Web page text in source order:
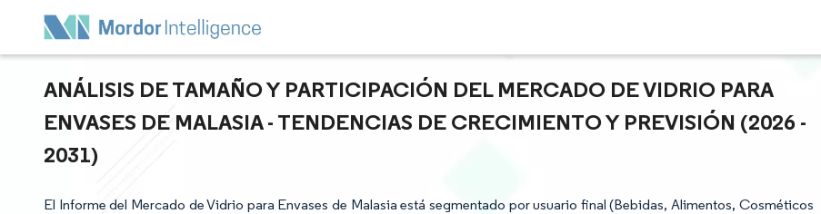
ANÁLISIS DE TAMAÑO Y PARTICIPACIÓN DEL MERCADO DE VIDRIO PARA
ENVASES DE MALASIA - TENDENCIAS DE CRECIMIENTO Y PREVISIÓN (2026 -
2031)
El Informe del Mercado de Vidrio para Envases de Malasia está segmentado por usuario final (Bebidas, Alimentos, Cosméticos